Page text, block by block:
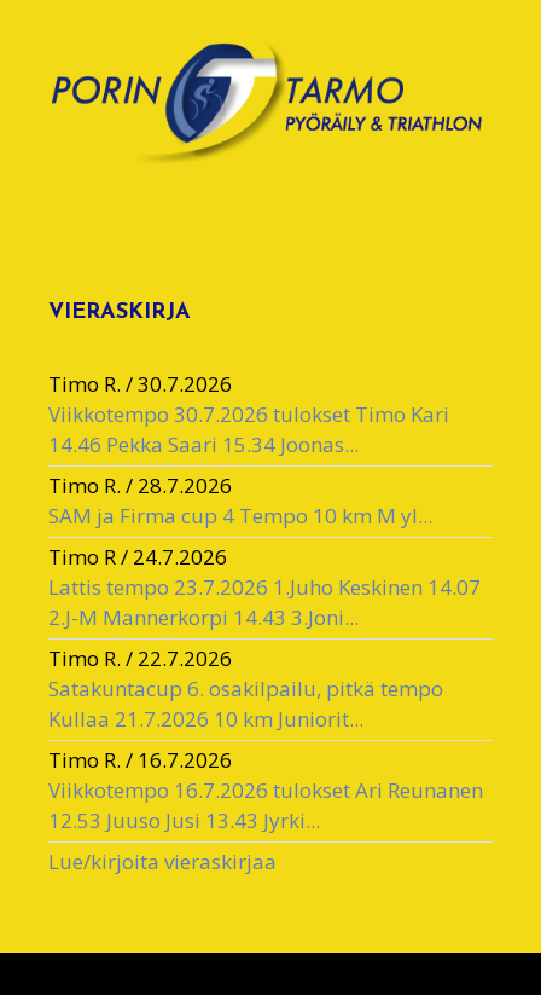
VIERASKIRJA
Timo R. /30.7.2026
Viikkotempo 30.7.2026 tulokset Timo Kari
14.46 Pekka Saari 15.34 Joonas...
Timo R. / 28.7.2026
SAM ja Firma cup 4 Tempo 10 km M yl...
Timo R/ 24.7.2026
Lattis tempo 23.7.2026 1.Juho Keskinen 14.07
2.J-M Mannerkorpi 14.43 3.Joni...
Timo R. / 22.7.2026
Satakuntacup 6. osakilpailu, pitkä tempo
Kullaa 21.7.2026 10 km Juniorit...
Timo R. / 16.7.2026
Viikkotempo 16.7.2026 tulokset Ari Reunanen
12.53 Juuso Jusi 13.43 Jyrki...
Lue/kirjoita vieraskirjaa